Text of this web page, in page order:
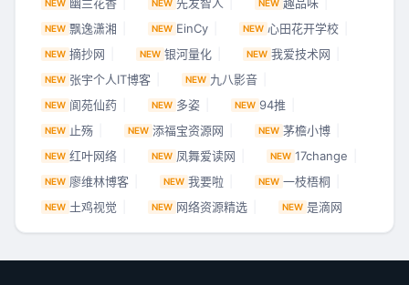
NEW NEW NEW
NEW 飘逸潇湘 NEW EinCy NEW 心田花开学校
NEW 摘抄网 NEW 银河量化 NEW 我爱技术网
NEW 张宇个人IT博客 NEW 九八影音
NEW 阆苑仙药 NEW 多姿 NEW 94推
NEW 止殇 NEW 添福宝资源网 NEW 茅檐小博
NEW 红叶网络 NEW 凤舞爱读网 NEW 17change
NEW 廖维林博客 NEW 我要啦 NEW 一枝梧桐
NEW 土鸡视觉 NEW 网络资源精选 NEW 是滴网